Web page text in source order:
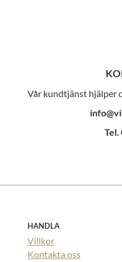
Vår kundtjänst hjälper
Tel.
HANDLA
Villkor
Kontakta oss